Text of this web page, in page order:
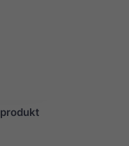
produkt